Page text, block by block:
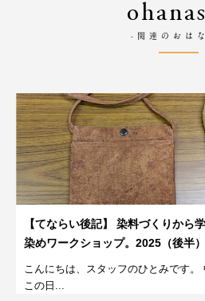
-関連のおは
【てならい後記】 染料づくりから
染めワークショップ。2025（後半）
こんにちは、スタッフのひとみです
この日...